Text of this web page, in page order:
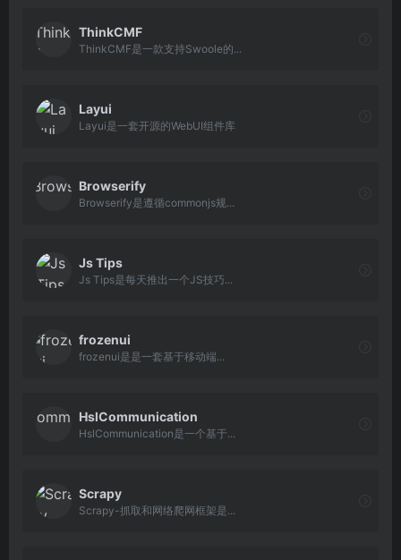
ThinkCMF
ThinkCMF是一款支持Swoole的...
Layui
Layui是一套开源的WebUI组件库
Browserify
Browserify是遵循commonjs规...
Js Tips
Js Tips是每天推出一个JS技巧...
frozenui
frozenui是是一套基于移动端...
HslCommunication
HslCommunication是一个基于...
Scrapy
Scrapy-抓取和网络爬网框架是...